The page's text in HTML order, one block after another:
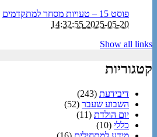
פוסט 15 – טעויות מסחר למתקדמים
2025-05-20 14:32:55
Show all links
קטגוריות
דיבידעת (243)
השבוע שעבר (52)
יום הולדת (11)
כללי (10)